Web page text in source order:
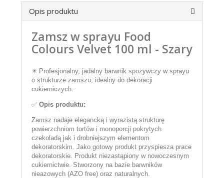
Opis produktu
Zamsz w sprayu Food
Colours Velvet 100 ml - Szary
✴️ Profesjonalny, jadalny barwnik spożywczy w sprayu
o strukturze zamszu, idealny do dekoracji
cukierniczych.
✅ Opis produktu:
Zamsz nadaje elegancką i wyrazistą strukturę
powierzchniom tortów i monoporcji pokrytych
czekoladą jak i drobniejszym elementom
dekoratorskim. Jako gotowy produkt przyspiesza prace
dekoratorskie. Produkt niezastąpiony w nowoczesnym
cukiernictwie. Stworzony na bazie barwników
nieazowych (AZO free) oraz naturalnych.